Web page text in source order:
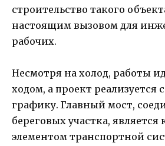
строительство такого
настоящим вызовом для
рабочих.
Несмотря на холод, работы
ходом, а проект реализуется
графику. Главный мост,
береговых участка,
элементом транспортной